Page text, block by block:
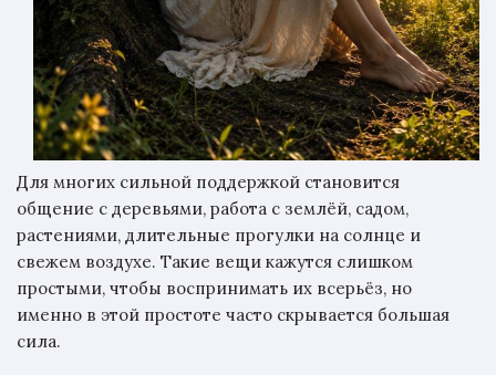
Для многих сильной поддержкой становится
общение с деревьями, работа с землёй, садом,
растениями, длительные прогулки на солнце и
свежем воздухе. Такие вещи кажутся слишком
простыми, чтобы воспринимать их всерьёз, но
именно в этой простоте часто скрывается большая
сила.